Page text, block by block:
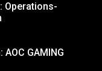
Operations-
GAMING